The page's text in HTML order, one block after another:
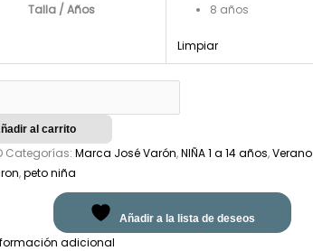
Talla / Años 8 años
Limpiar
al carrito
Categorías:Marca José Varón,NIÑA 1 a 14 años,Verano
,peto niña
Añadir a la lista de deseos
adicional